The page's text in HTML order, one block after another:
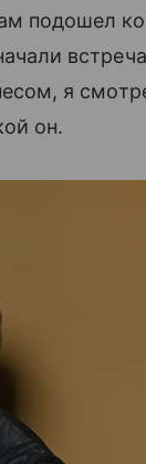
подошел
я
он.